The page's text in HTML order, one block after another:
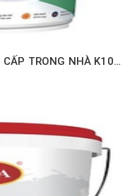
SƠN KOVA LÓT KHÁNG KIỀM CAO CẤP TRONG NHÀ K109-GOLD